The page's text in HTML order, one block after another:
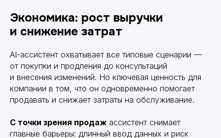
Экономика: рост выручки
и снижение затрат
AI-ассистент охватывает все типовые сценарии —
от покупки и продления до консультаций
и внесения изменений. Но ключевая ценность для
компании в том, что он одновременно помогает
продавать и снижает затраты на обслуживание.
С точки зрения продаж ассистент снимает
главные барьеры: длинный ввод данных и риск